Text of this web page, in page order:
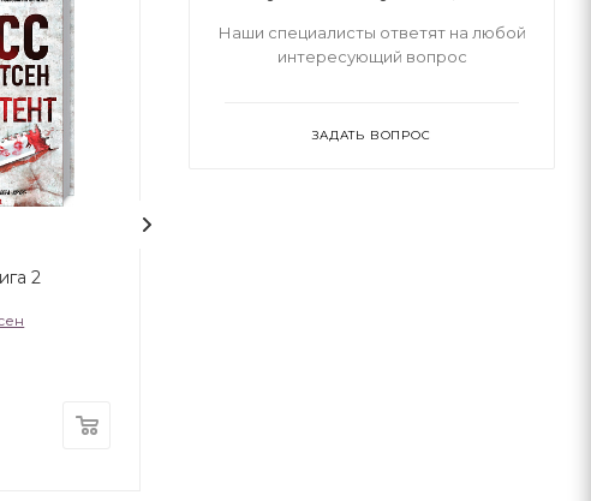
2
Наши специалисты ответят на любой
интересующий вопрос
ЗАДАТЬ ВОПРОС